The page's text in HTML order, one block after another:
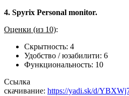
4. Spyrix Personal monitor.
Оценки (из 10):
Скрытность: 4
Удобство / юзабилити: 6
Функциональность: 10
Ссылка
скачивание: https://yadi.sk/d/